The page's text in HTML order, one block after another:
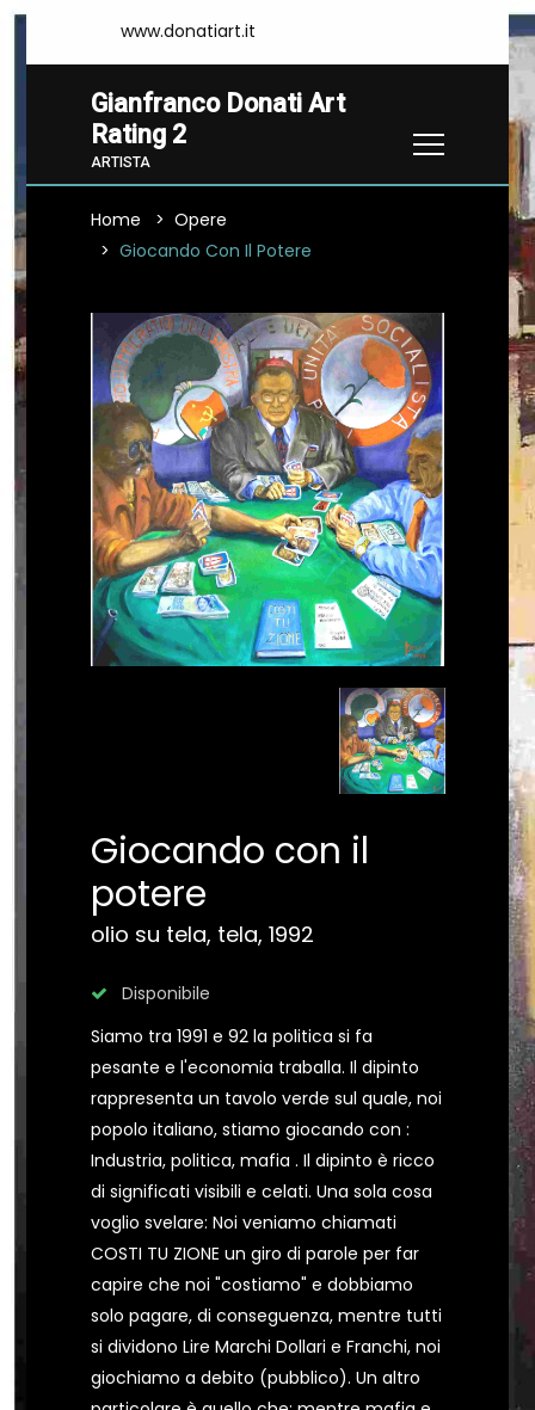
www.donatiart.it
Gianfranco Donati Art
Rating 2
ARTISTA
Home
Opere
Giocando Con Il Potere
Giocando con il
potere
olio su tela, tela, 1992
Disponibile
Siamo tra 1991 e 92 la politica si fa
pesante e l'economia traballa. Il dipinto
rappresenta un tavolo verde sul quale, noi
popolo italiano, stiamo giocando con :
Industria, politica, mafia . Il dipinto è ricco
di significati visibili e celati. Una sola cosa
voglio svelare: Noi veniamo chiamati
COSTI TU ZIONE un giro di parole per far
capire che noi "costiamo" e dobbiamo
solo pagare, di conseguenza, mentre tutti
si dividono Lire Marchi Dollari e Franchi, noi
giochiamo a debito (pubblico). Un altro